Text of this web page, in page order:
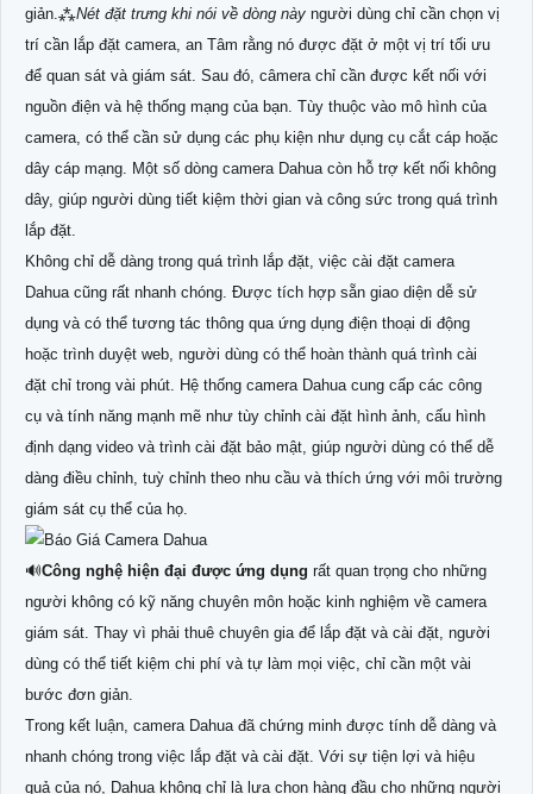
giản.⁂Nét đặt trưng khi nói về dòng này người dùng chỉ cần chọn vị
trí cần lắp đặt camera, an Tâm rằng nó được đặt ở một vị trí tối ưu
để quan sát và giám sát. Sau đó, câmera chỉ cần được kết nối với
nguồn điện và hệ thống mạng của bạn. Tùy thuộc vào mô hình của
camera, có thể cần sử dụng các phụ kiện như dụng cụ cắt cáp hoặc
dây cáp mạng. Một số dòng camera Dahua còn hỗ trợ kết nối không
dây, giúp người dùng tiết kiệm thời gian và công sức trong quá trình
lắp đặt.
Không chỉ dễ dàng trong quá trình lắp đặt, việc cài đặt camera
Dahua cũng rất nhanh chóng. Được tích hợp sẵn giao diện dễ sử
dụng và có thể tương tác thông qua ứng dụng điện thoại di động
hoặc trình duyệt web, người dùng có thể hoàn thành quá trình cài
đặt chỉ trong vài phút. Hệ thống camera Dahua cung cấp các công
cụ và tính năng mạnh mẽ như tùy chỉnh cài đặt hình ảnh, cấu hình
định dạng video và trình cài đặt bảo mật, giúp người dùng có thể dễ
dàng điều chỉnh, tuỳ chỉnh theo nhu cầu và thích ứng với môi trường
giám sát cụ thể của họ.
🔊Công nghệ hiện đại được ứng dụng rất quan trọng cho những
người không có kỹ năng chuyên môn hoặc kinh nghiệm về camera
giám sát. Thay vì phải thuê chuyên gia để lắp đặt và cài đặt, người
dùng có thể tiết kiệm chi phí và tự làm mọi việc, chỉ cần một vài
bước đơn giản.
Trong kết luận, camera Dahua đã chứng minh được tính dễ dàng và
nhanh chóng trong việc lắp đặt và cài đặt. Với sự tiện lợi và hiệu
quả của nó, Dahua không chỉ là lựa chọn hàng đầu cho những người